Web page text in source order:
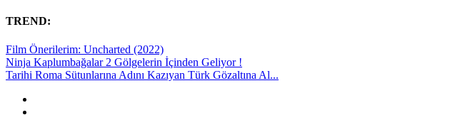
TREND:
Film Önerilerim: Uncharted (2022)
Ninja Kaplumbağalar 2 Gölgelerin İçinden Geliyor !
Tarihi Roma Sütunlarına Adını Kazıyan Türk Gözaltına Al...